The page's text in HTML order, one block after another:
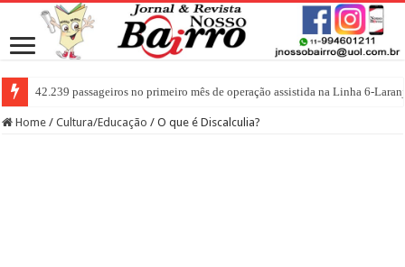
42.239 passageiros no primeiro mês de operação assistida na Linha 6-
Home / Cultura/Educação / O que é Discalculia?